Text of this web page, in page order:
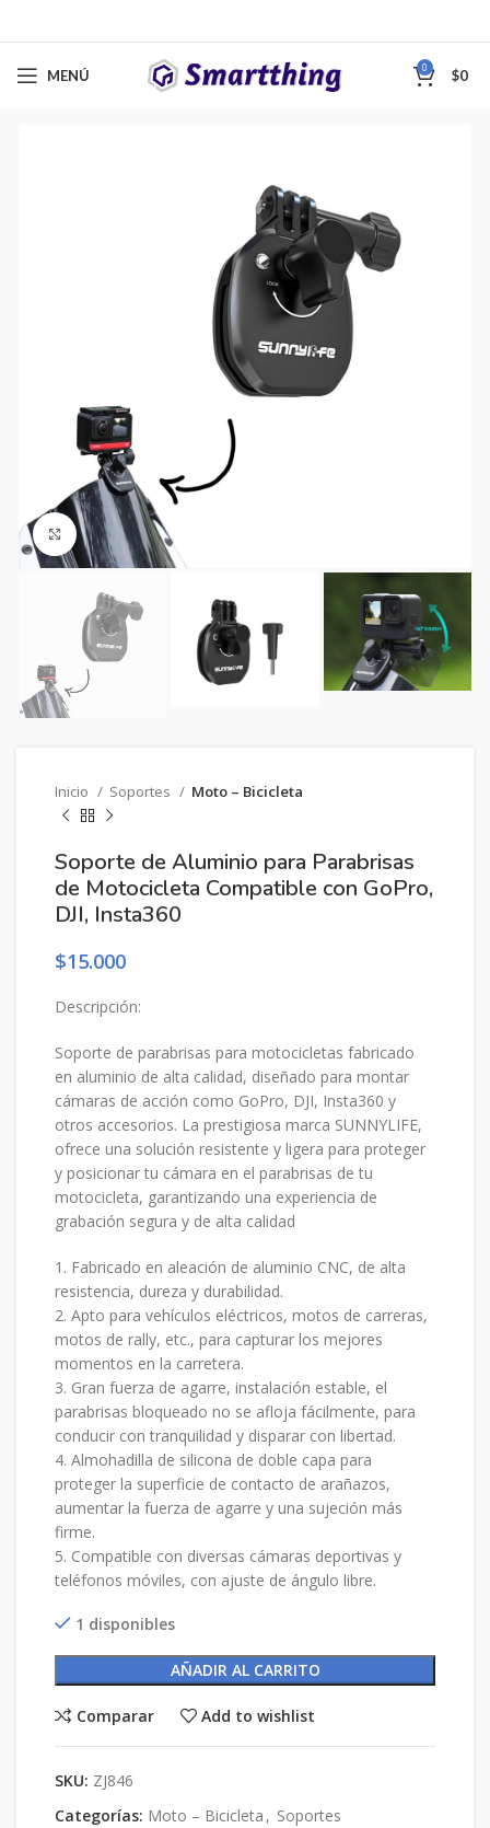
MENÚ 0 $0
Clic para ampliar
Inicio Soportes Moto – Bicicleta
Soporte de Aluminio para Parabrisas
de Motocicleta Compatible con GoPro,
DJI, Insta360
$15.000
Descripción:
Soporte de parabrisas para motocicletas fabricado
en aluminio de alta calidad, diseñado para montar
cámaras de acción como GoPro, DJI, Insta360 y
otros accesorios. La prestigiosa marca SUNNYLIFE,
ofrece una solución resistente y ligera para proteger
y posicionar tu cámara en el parabrisas de tu
motocicleta, garantizando una experiencia de
grabación segura y de alta calidad
1. Fabricado en aleación de aluminio CNC, de alta
resistencia, dureza y durabilidad.
2. Apto para vehículos eléctricos, motos de carreras,
motos de rally, etc., para capturar los mejores
momentos en la carretera.
3. Gran fuerza de agarre, instalación estable, el
parabrisas bloqueado no se afloja fácilmente, para
conducir con tranquilidad y disparar con libertad.
4. Almohadilla de silicona de doble capa para
proteger la superficie de contacto de arañazos,
aumentar la fuerza de agarre y una sujeción más
firme.
5. Compatible con diversas cámaras deportivas y
teléfonos móviles, con ajuste de ángulo libre.
1 disponibles
AÑADIR AL CARRITO
Comparar Add to wishlist
SKU: ZJ846
Categorías: Moto – Bicicleta , Soportes